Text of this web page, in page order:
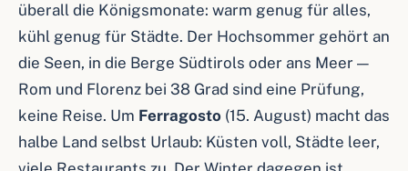
überall die Königsmonate: warm genug für alles,
kühl genug für Städte. Der Hochsommer gehört an
die Seen, in die Berge Südtirols oder ans Meer —
Rom und Florenz bei 38 Grad sind eine Prüfung,
keine Reise. Um Ferragosto (15. August) macht das
halbe Land selbst Urlaub: Küsten voll, Städte leer,